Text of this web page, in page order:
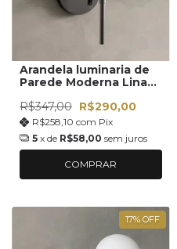
Arandela luminaria de
Parede Moderna Lina
Globo Vidro 12cm
R$347,00 R$290,00
R$258,10 com Pix
5 x de R$58,00 sem juros
COMPRAR
17% OFF